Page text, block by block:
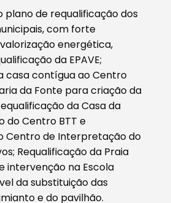
plano de requalificação dos
com forte
energética,
da EPAVE;
casa contígua ao Centro
da Fonte para criação da
da Casa da
do Centro BTT e
Centro de Interpretação do
Requalificação da Praia
intervenção na Escola
da substituição das
e do pavilhão.